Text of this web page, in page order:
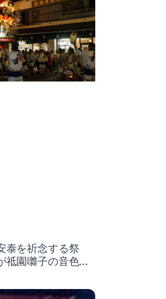
泰を祈念する祭
祗園囃子の音色と
にはユネスコ無形